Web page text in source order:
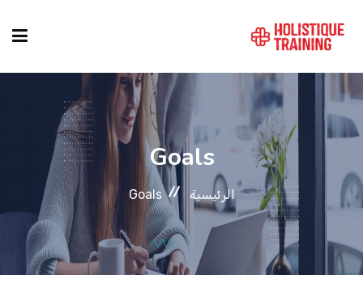
دليل الدورات
التصنيفات
Goals
الرئيسية Goals